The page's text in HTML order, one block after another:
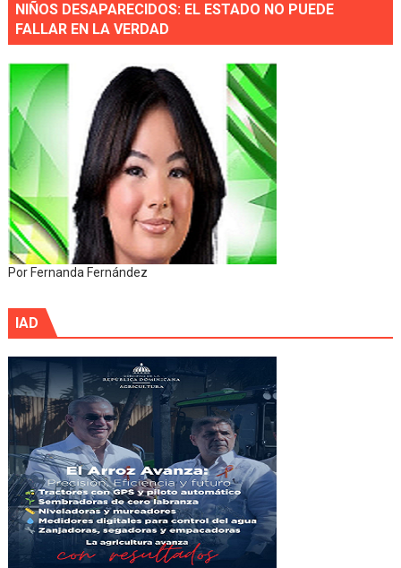
NIÑOS DESAPARECIDOS: EL ESTADO NO PUEDE
FALLAR EN LA VERDAD
Por Fernanda Fernández
IAD